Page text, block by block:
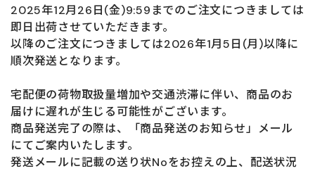
2025年12月26日(金)9:59までのご注文につきましては
即日出荷させていただきます。
以降のご注文につきましては2026年1月5日(月)以降に
順次発送となります。
宅配便の荷物取扱量増加や交通渋滞に伴い、商品のお
届けに遅れが生じる可能性がございます。
商品発送完了の際は、「商品発送のお知らせ」メール
にてご案内いたします。
発送メールに記載の送り状Noをお控えの上、配送状況